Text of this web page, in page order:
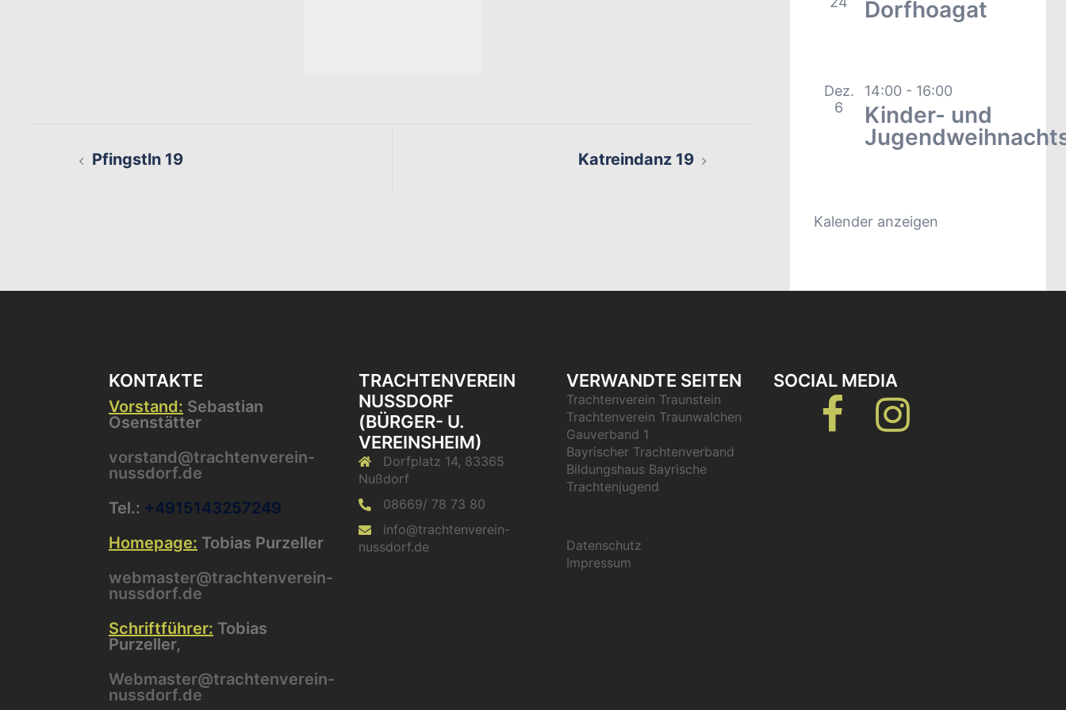
Pfingstln 19 Katreindanz 19
Dorfhoagat
Dez.
6
14:00 - 16:00
Kinder- und
Kalender anzeigen
KONTAKTE
Vorstand: Sebastian
Osenstätter
vorstand@trachtenverein-
nussdorf.de
Tel.: +4915143257249
Homepage: Tobias Purzeller
webmaster@trachtenverein-
nussdorf.de
Schriftführer: Tobias
Purzeller,
Webmaster@trachtenverein-
nussdorf.de
TRACHTENVEREIN
NUSSDORF (
BÜRGER- U. V
EREINSHEIM)
Dorfplatz 14, 83365
Nußdorf
08669/ 78 73 80
info@trachtenverein-
nussdorf.de
VERWANDTE SEITEN
Trachtenverein Traunstein
Trachtenverein Traunwalchen
Gauverband 1
Bayrischer Trachtenverband
Bildungshaus Bayrische
Trachtenjugend
Datenschutz
Impressum
SOCIAL MEDIA
Facebook